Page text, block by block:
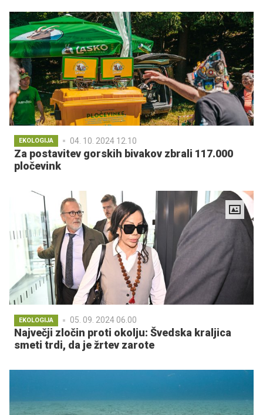
EKOLOGIJA 04. 10. 2024 12.10
Za postavitev gorskih bivakov zbrali 117.000
pločevink
EKOLOGIJA 05. 09. 2024 06.00
Največji zločin proti okolju: Švedska kraljica
smeti trdi, da je žrtev zarote